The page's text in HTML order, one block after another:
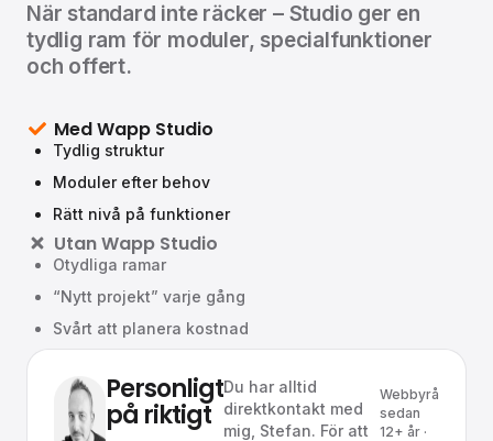
När standard inte räcker – Studio ger en
tydlig ram för moduler, specialfunktioner
och offert.
Med Wapp Studio
Tydlig struktur
Moduler efter behov
Rätt nivå på funktioner
Utan Wapp Studio
Otydliga ramar
“Nytt projekt” varje gång
Svårt att planera kostnad
Personligt
på riktigt
Du har alltid
direktkontakt med
mig, Stefan. För att
Webbyrå
sedan
12+ år ·